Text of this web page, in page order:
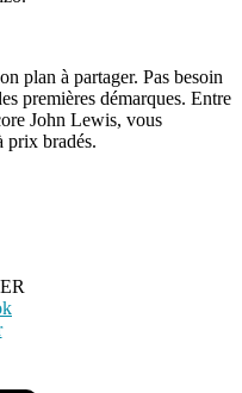
plan à partager. Pas besoin
premières démarques. Entre
John Lewis, vous
prix bradés.